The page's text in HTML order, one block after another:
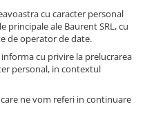
cu caracter personal
ale Baurent SRL, cu
de operator de date.
cu privire la prelucrarea
personal, in contextul
ne vom referi in continuare